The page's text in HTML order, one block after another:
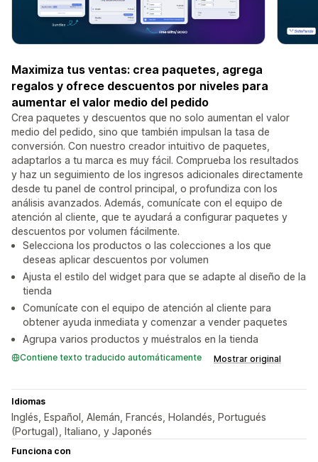
Maximiza tus ventas: crea paquetes, agrega
regalos y ofrece descuentos por niveles para
aumentar el valor medio del pedido
Crea paquetes y descuentos que no solo aumentan el valor
medio del pedido, sino que también impulsan la tasa de
conversión. Con nuestro creador intuitivo de paquetes,
adaptarlos a tu marca es muy fácil. Comprueba los resultados
y haz un seguimiento de los ingresos adicionales directamente
desde tu panel de control principal, o profundiza con los
análisis avanzados. Además, comunícate con el equipo de
atención al cliente, que te ayudará a configurar paquetes y
descuentos por volumen fácilmente.
Selecciona los productos o las colecciones a los que
deseas aplicar descuentos por volumen
Ajusta el estilo del widget para que se adapte al diseño de la
tienda
Comunícate con el equipo de atención al cliente para
obtener ayuda inmediata y comenzar a vender paquetes
Agrupa varios productos y muéstralos en la tienda
Contiene texto traducido automáticamente Mostrar original
Idiomas
Inglés, Español, Alemán, Francés, Holandés, Portugués
(Portugal), Italiano, y Japonés
Funciona con